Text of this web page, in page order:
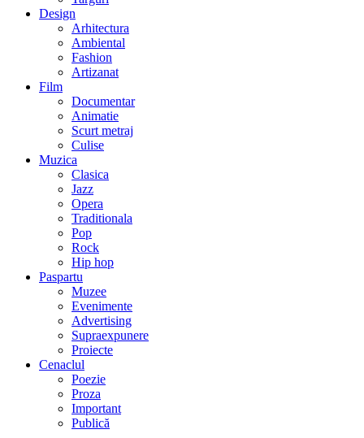
Design
Arhitectura
Ambiental
Fashion
Artizanat
Film
Documentar
Animatie
Scurt metraj
Culise
Muzica
Clasica
Jazz
Opera
Traditionala
Pop
Rock
Hip hop
Paspartu
Muzee
Evenimente
Advertising
Supraexpunere
Proiecte
Cenaclul
Poezie
Proza
Important
Publică